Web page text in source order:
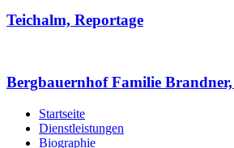
Teichalm, Reportage
Bergbauernhof Familie
Startseite
Dienstleistungen
Biographie